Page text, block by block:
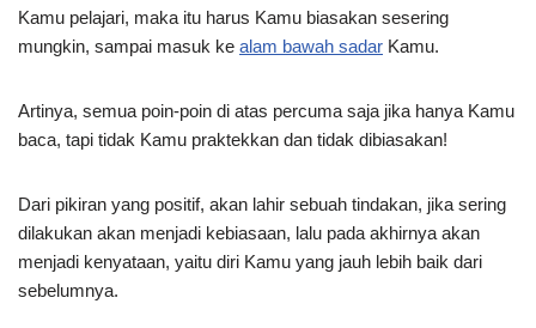
Kamu pelajari, maka itu harus Kamu biasakan sesering
mungkin, sampai masuk ke alam bawah sadar Kamu.
Artinya, semua poin-poin di atas percuma saja jika hanya Kamu
baca, tapi tidak Kamu praktekkan dan tidak dibiasakan!
Dari pikiran yang positif, akan lahir sebuah tindakan, jika sering
dilakukan akan menjadi kebiasaan, lalu pada akhirnya akan
menjadi kenyataan, yaitu diri Kamu yang jauh lebih baik dari
sebelumnya.